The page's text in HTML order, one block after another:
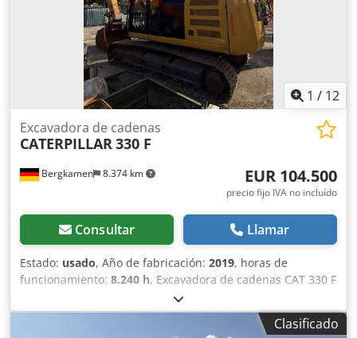
1 / 12
Bergkamen 8.374 km
Excavadora de cadenas
CATERPILLAR330 F
EUR 104.500
precio fijo IVA no incluído
Consultar Llamar
Estado: usado, Año de fabricación: 2019, horas de
funcionamiento: 8.240 h, Excavadora de cadenas CAT 330 F
Chjdjzrrnnspfx Ai Aea Solo 8.240 horas de uso Excelente
estado Motor Cat C7.1, potencia aprox. 195 kW / 261 CV,
Clasificado